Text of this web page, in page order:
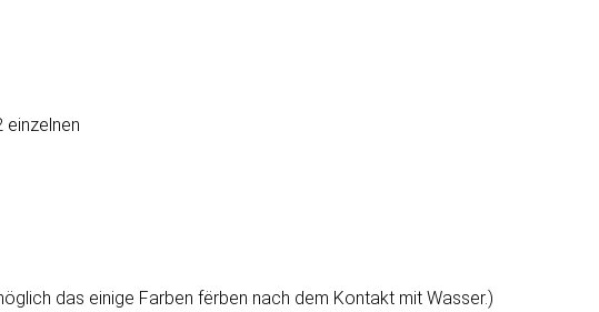
einzelnen
das einige Farben fërben nach dem Kontakt mit Wasser.)